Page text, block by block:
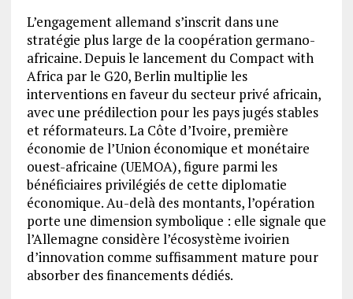
L’engagement allemand s’inscrit dans une
stratégie plus large de la coopération germano-
africaine. Depuis le lancement du Compact with
Africa par le G20, Berlin multiplie les
interventions en faveur du secteur privé africain,
avec une prédilection pour les pays jugés stables
et réformateurs. La Côte d’Ivoire, première
économie de l’Union économique et monétaire
ouest-africaine (UEMOA), figure parmi les
bénéficiaires privilégiés de cette diplomatie
économique. Au-delà des montants, l’opération
porte une dimension symbolique : elle signale que
l’Allemagne considère l’écosystème ivoirien
d’innovation comme suffisamment mature pour
absorber des financements dédiés.